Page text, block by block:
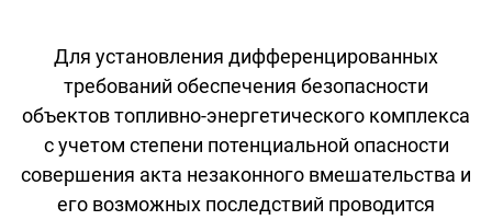
Для установления дифференцированных
требований обеспечения безопасности
объектов топливно-энергетического комплекса
с учетом степени потенциальной опасности
совершения акта незаконного вмешательства и
его возможных последствий проводится